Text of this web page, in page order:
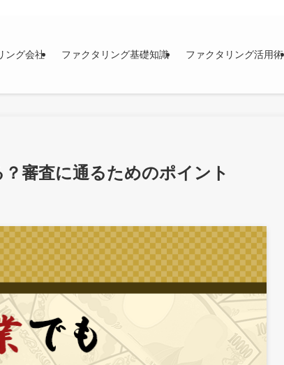
ング会社 ファクタリング基礎知識 ファクタリング活用術
審査に通るためのポイント